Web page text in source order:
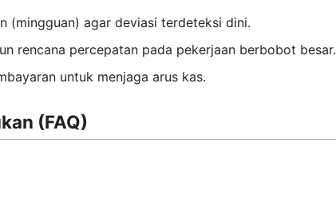
(mingguan) agar deviasi terdeteksi dini.
rencana percepatan pada pekerjaan berbobot besar.
untuk menjaga arus kas.
(FAQ)